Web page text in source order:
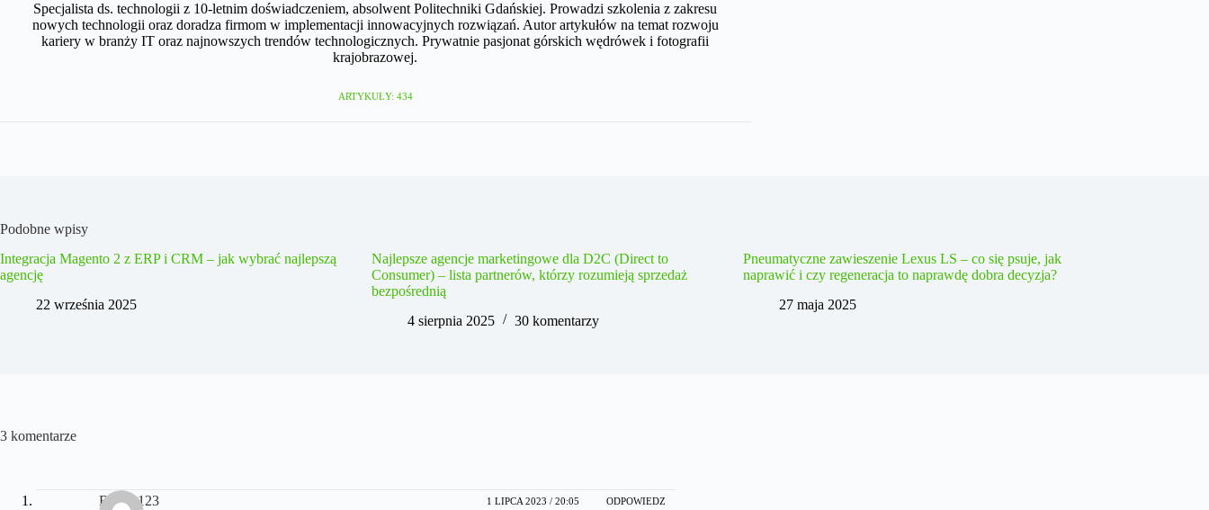
Specjalista ds. technologii z 10-letnim doświadczeniem, absolwent Politechniki Gdańskiej. Prowadzi szkolenia z zakresu
nowych technologii oraz doradza firmom w implementacji innowacyjnych rozwiązań. Autor artykułów na temat rozwoju
kariery w branży IT oraz najnowszych trendów technologicznych. Prywatnie pasjonat górskich wędrówek i fotografii
krajobrazowej.
ARTYKUŁY: 434
Podobne wpisy
Integracja Magento 2 z ERP i CRM – jak wybrać najlepszą
agencję
22 września 2025
Najlepsze agencje marketingowe dla D2C (Direct to
Consumer) – lista partnerów, którzy rozumieją sprzedaż
bezpośrednią
4 sierpnia 2025
30 komentarzy
Pneumatyczne zawieszenie Lexus LS – co się psuje, jak
naprawić i czy regeneracja to naprawdę dobra decyzja?
27 maja 2025
3 komentarze
Bobby123 1 LIPCA 2023 / 20:05 ODPOWIEDZ